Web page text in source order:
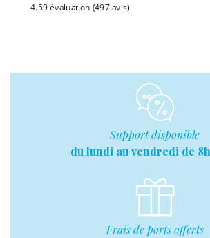
4.59 évaluation (497 avis)
Support disponible
du lundi au vendredi de
Frais de ports offerts